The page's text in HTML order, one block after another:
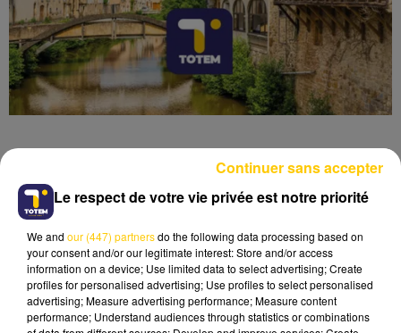
Le respect de votre vie privée est notre priorité
We and our (447) partnersdo the following data processing based on
your consent and/or our legitimate interest: Store and/or access
information on a device; Use limited data to select advertising; Create
profiles for personalised advertising; Use profiles to select personalised
advertising; Measure advertising performance; Measure content
performance; Understand audiences through statistics or combinations
Continuer sans accepter